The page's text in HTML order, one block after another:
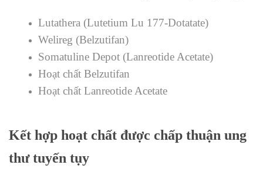
Lutathera (Lutetium Lu 177-Dotatate)
Welireg (Belzutifan)
Somatuline Depot (Lanreotide Acetate)
Hoạt chất Belzutifan
Hoạt chất Lanreotide Acetate
Kết hợp hoạt chất được chấp thuận ung
thư tuyến tụy